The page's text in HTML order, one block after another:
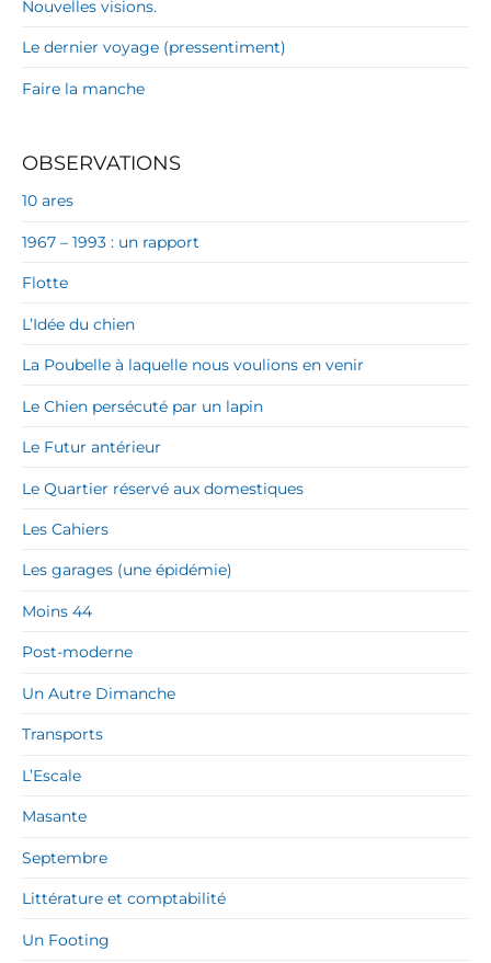
Nouvelles visions.
Le dernier voyage (pressentiment)
Faire la manche
OBSERVATIONS
10 ares
1967 – 1993 : un rapport
Flotte
L’Idée du chien
La Poubelle à laquelle nous voulions en venir
Le Chien persécuté par un lapin
Le Futur antérieur
Le Quartier réservé aux domestiques
Les Cahiers
Les garages (une épidémie)
Moins 44
Post-moderne
Un Autre Dimanche
Transports
L’Escale
Masante
Septembre
Littérature et comptabilité
Un Footing